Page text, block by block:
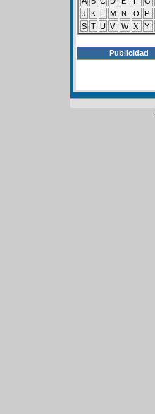
J
K L M N O P
S T U V W X Y
Publicidad